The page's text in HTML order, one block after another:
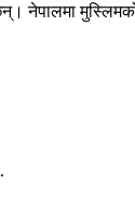
नेपालमा